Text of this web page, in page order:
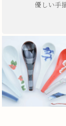
優しい手